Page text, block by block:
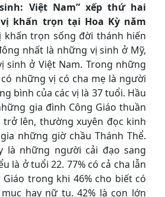
Việt Nam” xếp thứ hai
khấn trọn tại Hoa Kỳ năm
khấn trọn sống đời thánh hiến
nhất là những vị sinh ở Mỹ,
sinh ở Việt Nam. Trong những
những vị có cha mẹ là người
bình của các vị là 37 tuổi. Hầu
gia đình Công Giáo thuần
lên, thường xuyên đọc kinh
những giờ chầu Thánh Thể.
là những người cải đạo sang
là ở tuổi 22. 77% có cả cha lẫn
trong khi 46% cho biết có
hay nữ tu. 42% là con lớn